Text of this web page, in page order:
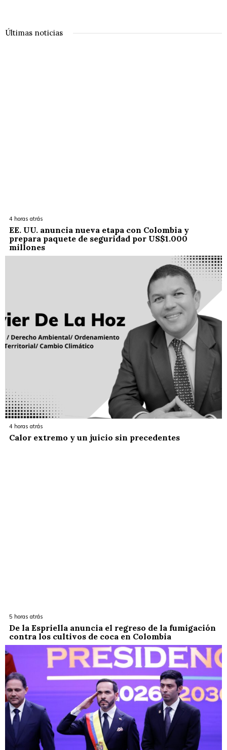
Últimas noticias
4 horas atrás
EE. UU. anuncia nueva etapa con Colombia y
prepara paquete de seguridad por US$1.000
millones
4 horas atrás
Calor extremo y un juicio sin precedentes
5 horas atrás
De la Espriella anuncia el regreso de la fumigación
contra los cultivos de coca en Colombia